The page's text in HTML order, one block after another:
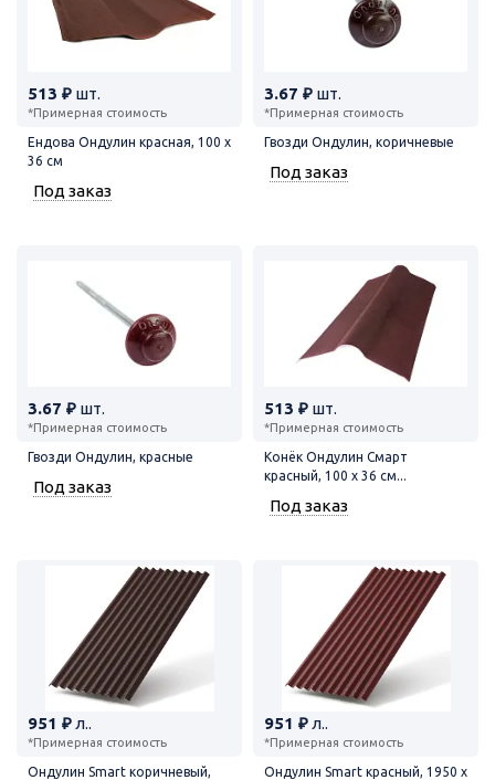
513 ₽ шт.
*Примерная стоимость
Ендова Ондулин красная, 100 х
36 см
Под заказ
3.67 ₽ шт.
*Примерная стоимость
Гвозди Ондулин, коричневые
Под заказ
3.67 ₽ шт.
*Примерная стоимость
Гвозди Ондулин, красные
Под заказ
513 ₽ шт.
*Примерная стоимость
Конёк Ондулин Смарт
красный, 100 х 36 см...
Под заказ
951 ₽ л..
*Примерная стоимость
Ондулин Smart коричневый,
951 ₽ л..
*Примерная стоимость
Ондулин Smart красный, 1950 х